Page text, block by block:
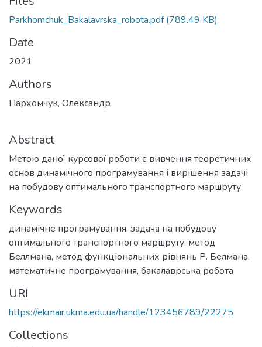
Parkhomchuk_Bakalavrska_robota.pdf(789.49 KB)
Date
2021
Authors
Пархомчук, Олександр
Abstract
Метою даної курсової роботи є вивчення теоретичних
основ динамічного програмування і вирішення задачі
на побудову оптимального транспортного маршруту.
Keywords
динамічне програмування, задача на побудову
оптимального транспортного маршруту, метод
Беллмана, метод функціональних рівнянь Р. Белмана,
математичне програмування, бакалаврська робота
URI
https://ekmair.ukma.edu.ua/handle/123456789/22275
Collections